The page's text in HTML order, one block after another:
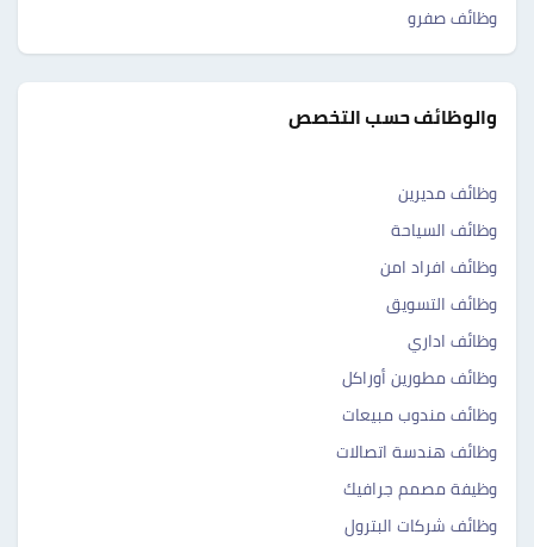
وظائف صفرو ‎‎
والوظائف حسب التخصص
وظائف مديرين
وظائف السياحة
وظائف افراد امن
وظائف التسويق
وظائف اداري
وظائف مطورين أوراكل
وظائف مندوب مبيعات
وظائف هندسة اتصالات
وظيفة مصمم جرافيك
وظائف شركات البترول